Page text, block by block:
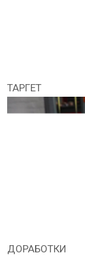
ТАРГЕТ
ДОРАБОТКИ